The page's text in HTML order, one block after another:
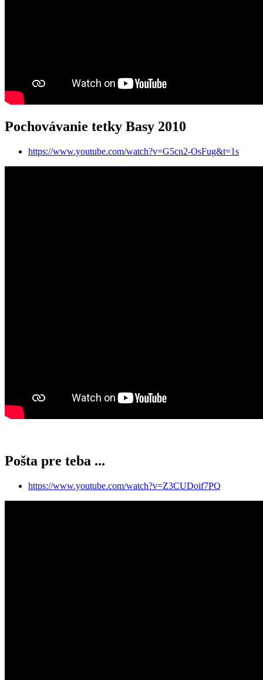
Pochovávanie tetky Basy 2010
https://www.youtube.com/watch?v=G5cn2-OsFug&t=1s
Pošta pre teba ...
https://www.youtube.com/watch?v=Z3CUDoif7PQ